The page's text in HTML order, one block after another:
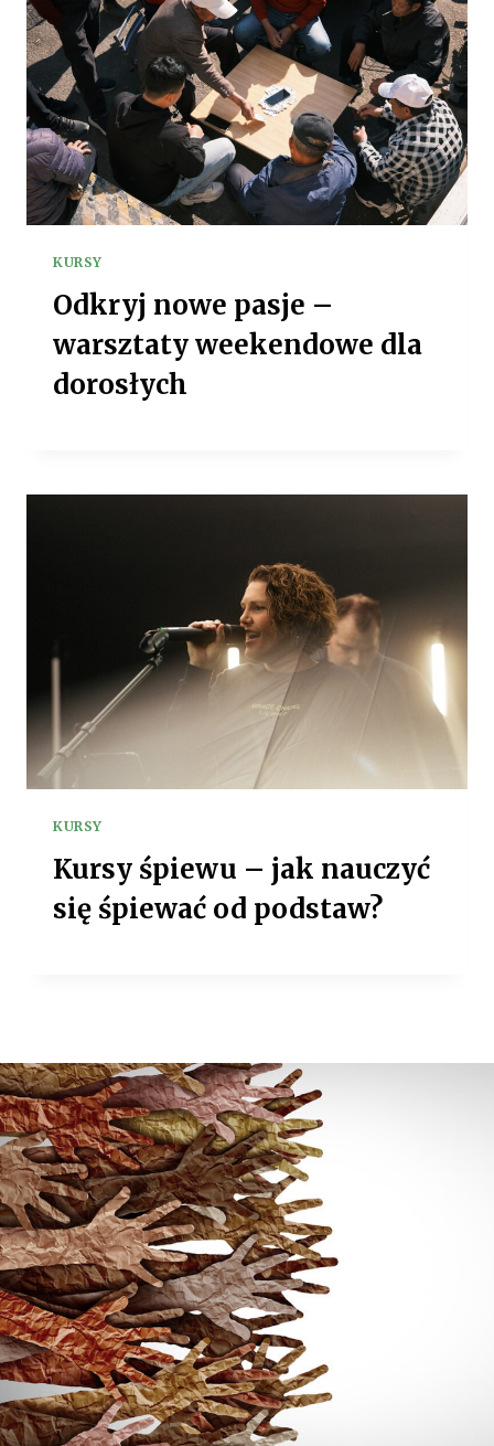
KURSY
Odkryj nowe pasje –
warsztaty weekendowe dla
dorosłych
KURSY
Kursy śpiewu – jak nauczyć
się śpiewać od podstaw?